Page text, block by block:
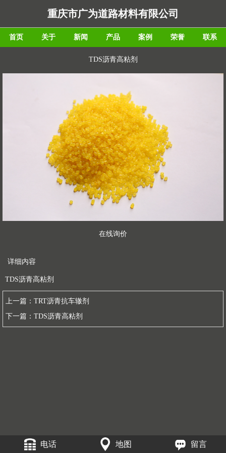
重庆市广为道路材料有限公司
首页 关于 新闻 产品 案例 荣誉 联系
TDS沥青高粘剂
在线询价
详细内容
TDS沥青高粘剂
上一篇： TRT沥青抗车辙剂
下一篇： TDS沥青高粘剂
电话 地图 留言